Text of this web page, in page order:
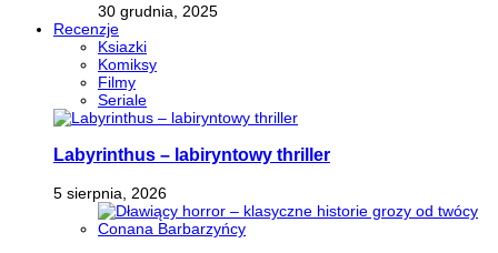
30 grudnia, 2025
Recenzje
Ksiazki
Komiksy
Filmy
Seriale
Labyrinthus – labiryntowy thriller
5 sierpnia, 2026